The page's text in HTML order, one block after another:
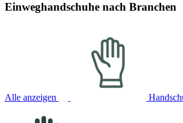
Einweghandschuhe nach Branchen
Alle anzeigen